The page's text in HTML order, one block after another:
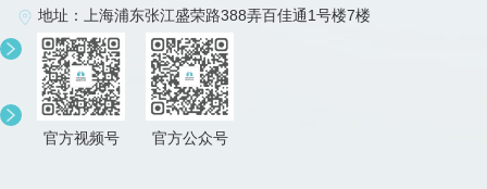
地址：上海浦东张江盛荣路388弄百佳通1号楼7楼
官方视频号 官方公众号